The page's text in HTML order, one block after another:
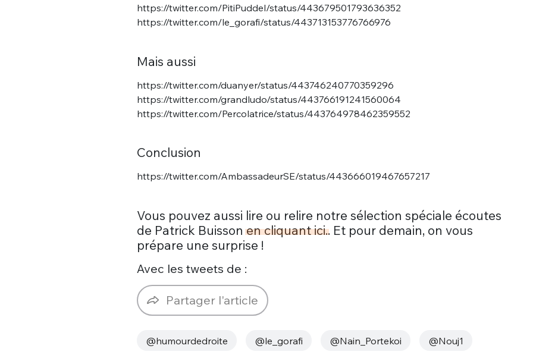
https://twitter.com/PitiPuddel/status/443679501793636352
https://twitter.com/le_gorafi/status/443713153776766976
Mais aussi
https://twitter.com/duanyer/status/443746240770359296
https://twitter.com/grandludo/status/443766191241560064
https://twitter.com/Percolatrice/status/443764978462359552
Conclusion
https://twitter.com/AmbassadeurSE/status/443666019467657217
Vous pouvez aussi lire ou relire notre sélection spéciale écoutes
de Patrick Buissonen cliquant ici.. Et pour demain, on vous
prépare une surprise !
Avec les tweets de :
Partager l'article
@humourdedroite @le_gorafi @Nain_Portekoi @Nouj1